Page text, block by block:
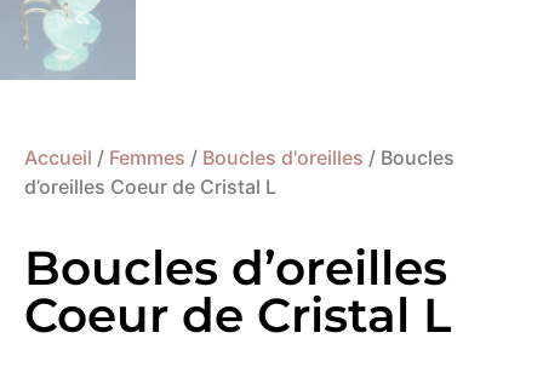
Accueil / Femmes / Boucles d'oreilles / Boucles
d’oreilles Coeur de Cristal L
Boucles d’oreilles
Coeur de Cristal L